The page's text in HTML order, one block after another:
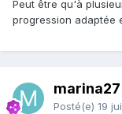
Peut être qu'à
progression adaptée
marina27
Posté(e) 19